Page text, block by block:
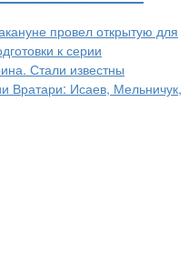
провел открытую для
к серии
Стали известны
Вратари: Исаев, Мельничук,